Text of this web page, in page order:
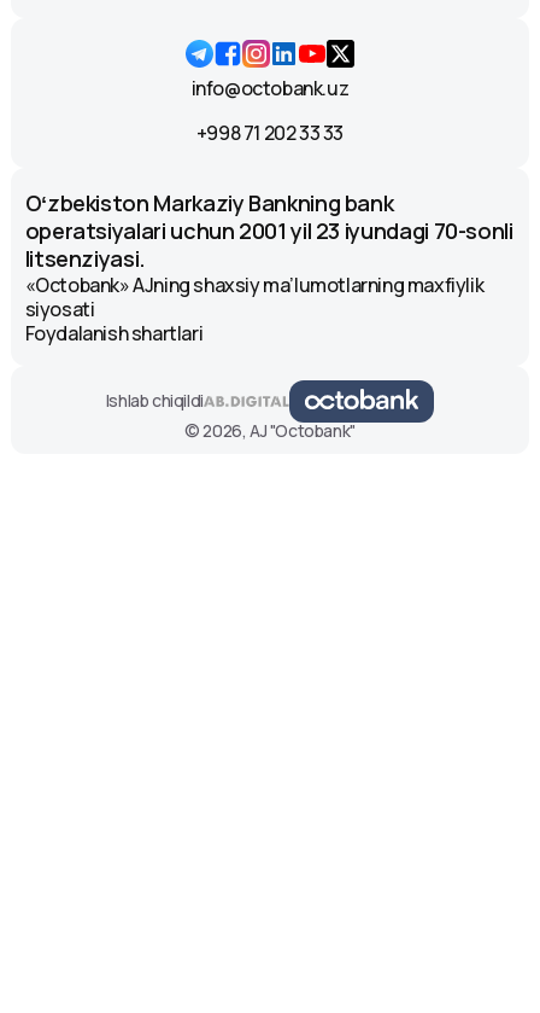
info@octobank.uz
+998 71 202 33 33
Oʻzbekiston Markaziy Bankning bank
operatsiyalari uchun 2001 yil 23 iyundagi 70-sonli
litsenziyasi.
«Octobank» AJning shaxsiy ma’lumotlarning maxfiylik
siyosati
Foydalanish shartlari
Ishlab chiqildi
© 2026, AJ "Octobank"